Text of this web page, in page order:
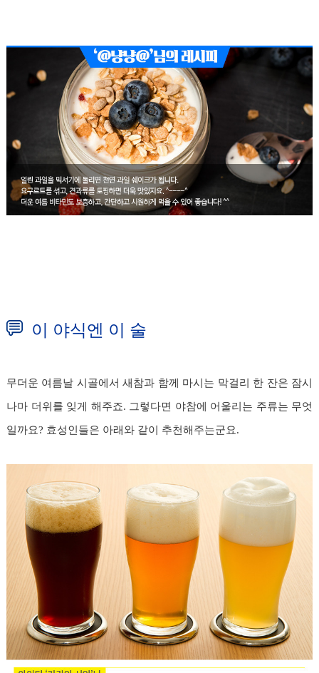
이 야식엔 이 술
무더운 여름날 시골에서 새참과 함께 마시는 막걸리 한 잔은 잠시
나마 더위를 잊게 해주죠. 그렇다면 야참에 어울리는 주류는 무엇
일까요? 효성인들은 아래와 같이 추천해주는군요.